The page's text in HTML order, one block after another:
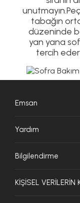
tabağın
düzeninde
yan yana
tercih
Emsan
Yardım
Bilgilendirme
KİŞİSEL VERİLERİN